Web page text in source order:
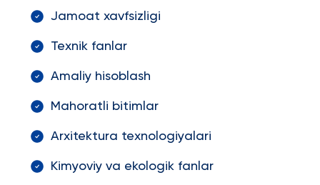
Jamoat xavfsizligi
Texnik fanlar
Amaliy hisoblash
Mahoratli bitimlar
Arxitektura texnologiyalari
Kimyoviy va ekologik fanlar